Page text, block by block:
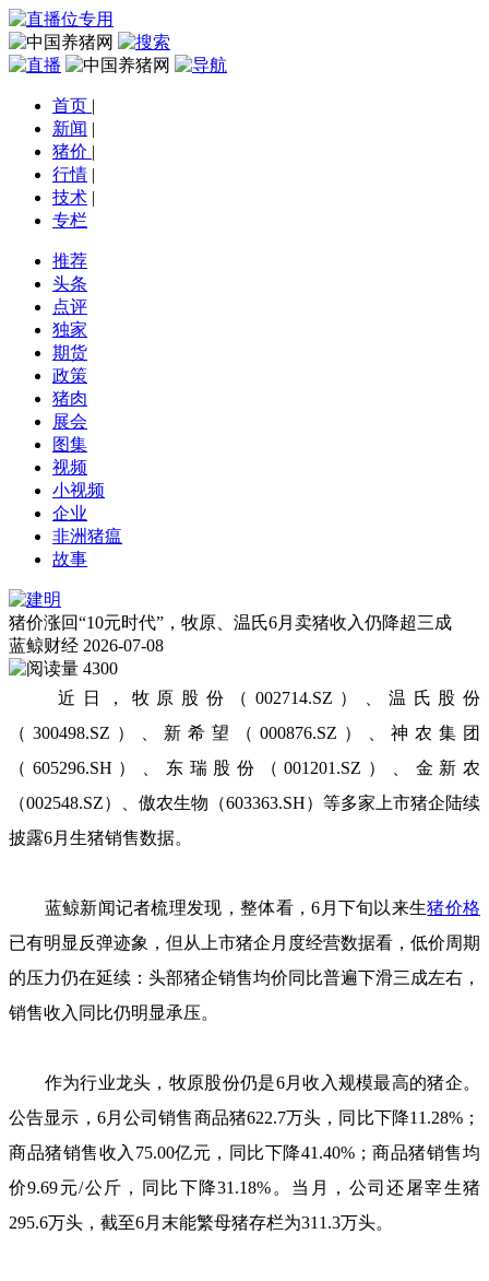
首页 |
新闻 |
猪价 |
行情 |
技术 |
专栏
推荐
头条
点评
独家
期货
政策
猪肉
展会
图集
视频
小视频
企业
非洲猪瘟
故事
猪价涨回“10元时代”，牧原、温氏6月卖猪收入仍降超三成
蓝鲸财经 2026-07-08
4300
近日，牧原股份（002714.SZ）、温氏股份
（300498.SZ）、新希望（000876.SZ）、神农集团
（605296.SH）、东瑞股份（001201.SZ）、金新农
（002548.SZ）、傲农生物（603363.SH）等多家上市猪企陆续
披露6月生猪销售数据。
蓝鲸新闻记者梳理发现，整体看，6月下旬以来生猪价格
已有明显反弹迹象，但从上市猪企月度经营数据看，低价周期
的压力仍在延续：头部猪企销售均价同比普遍下滑三成左右，
销售收入同比仍明显承压。
作为行业龙头，牧原股份仍是6月收入规模最高的猪企。
公告显示，6月公司销售商品猪622.7万头，同比下降11.28%；
商品猪销售收入75.00亿元，同比下降41.40%；商品猪销售均
价9.69元/公斤，同比下降31.18%。当月，公司还屠宰生猪
295.6万头，截至6月末能繁母猪存栏为311.3万头。